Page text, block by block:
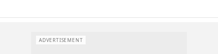
ADVERTISEMENT